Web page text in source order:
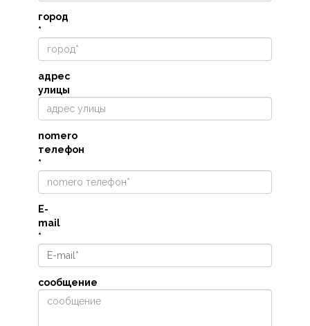
город
*
адрес
улицы
nomero
телефон
*
E-
mail
*
сообщение